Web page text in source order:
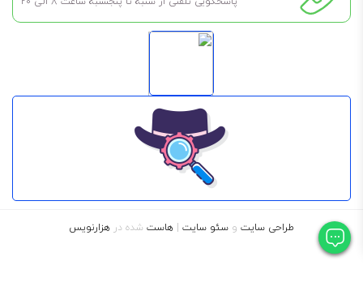
طراحی سایت و سئو سایت | هاست شده در هزارنویس